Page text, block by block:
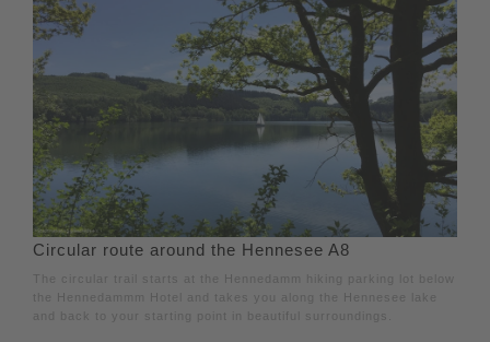
Circular route around the Hennesee A8
The circular trail starts at the Hennedamm hiking parking lot below
the Hennedammm Hotel and takes you along the Hennesee lake
and back to your starting point in beautiful surroundings.